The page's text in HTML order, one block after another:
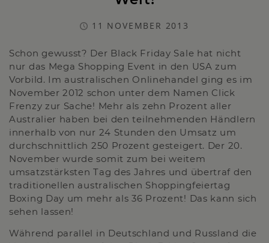
11 NOVEMBER 2013
Schon gewusst? Der Black Friday Sale hat nicht
nur das Mega Shopping Event in den USA zum
Vorbild. Im australischen Onlinehandel ging es im
November 2012 schon unter dem Namen Click
Frenzy zur Sache! Mehr als zehn Prozent aller
Australier haben bei den teilnehmenden Händlern
innerhalb von nur 24 Stunden den Umsatz um
durchschnittlich 250 Prozent gesteigert. Der 20.
November wurde somit zum bei weitem
umsatzstärksten Tag des Jahres und übertraf den
traditionellen australischen Shoppingfeiertag
Boxing Day um mehr als 36 Prozent! Das kann sich
sehen lassen!
Während parallel in Deutschland und Russland die